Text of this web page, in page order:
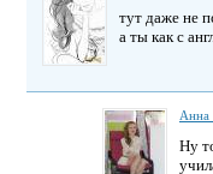
тут даже не
а ты как с
Анна
Ну